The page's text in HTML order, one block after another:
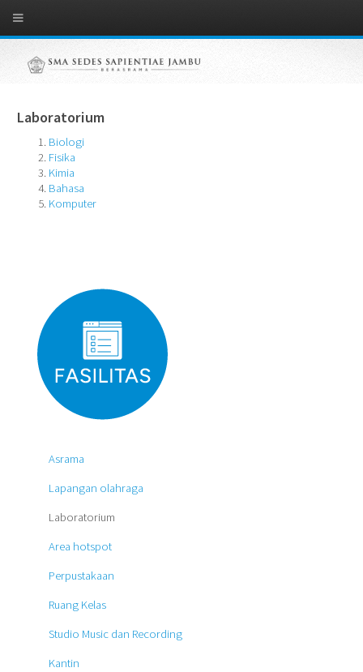
Laboratorium
Biologi
Fisika
Kimia
Bahasa
Komputer
Asrama
Lapangan olahraga
Laboratorium
Area hotspot
Perpustakaan
Ruang Kelas
Studio Music dan Recording
Kantin